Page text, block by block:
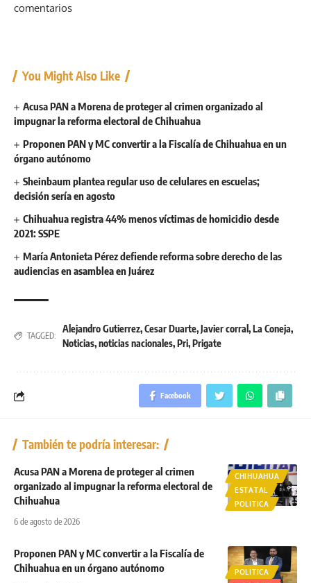
comentarios
You Might Also Like
Acusa PAN a Morena de proteger al crimen organizado al
impugnar la reforma electoral de Chihuahua
Proponen PAN y MC convertir a la Fiscalía de Chihuahua en un
órgano autónomo
Sheinbaum plantea regular uso de celulares en escuelas;
decisión sería en agosto
Chihuahua registra 44% menos víctimas de homicidio desde
2021: SSPE
María Antonieta Pérez defiende reforma sobre derecho de las
audiencias en asamblea en Juárez
TAGGED:
Alejandro Gutierrez,Cesar Duarte,Javier corral ,La Coneja,
Noticias,noticias nacionales,Pri,Prigate
Facebook
También te podría interesar:
CHIHUAHUA
ESTATAL
POLITICA
Acusa PAN a Morena de proteger al crimen
organizado al impugnar la reforma electoral de
Chihuahua
6 de agosto de 2026
POLITICA
Proponen PAN y MC convertir a la Fiscalía de
Chihuahua en un órgano autónomo